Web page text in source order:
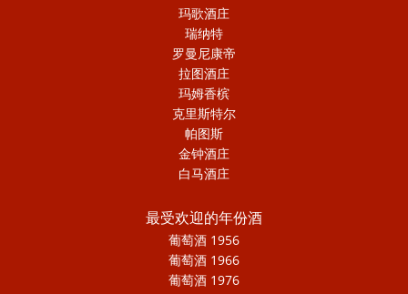
玛歌酒庄
瑞纳特
罗曼尼康帝
拉图酒庄
玛姆香槟
克里斯特尔
帕图斯
金钟酒庄
白马酒庄
最受欢迎的年份酒
葡萄酒 1956
葡萄酒 1966
葡萄酒 1976